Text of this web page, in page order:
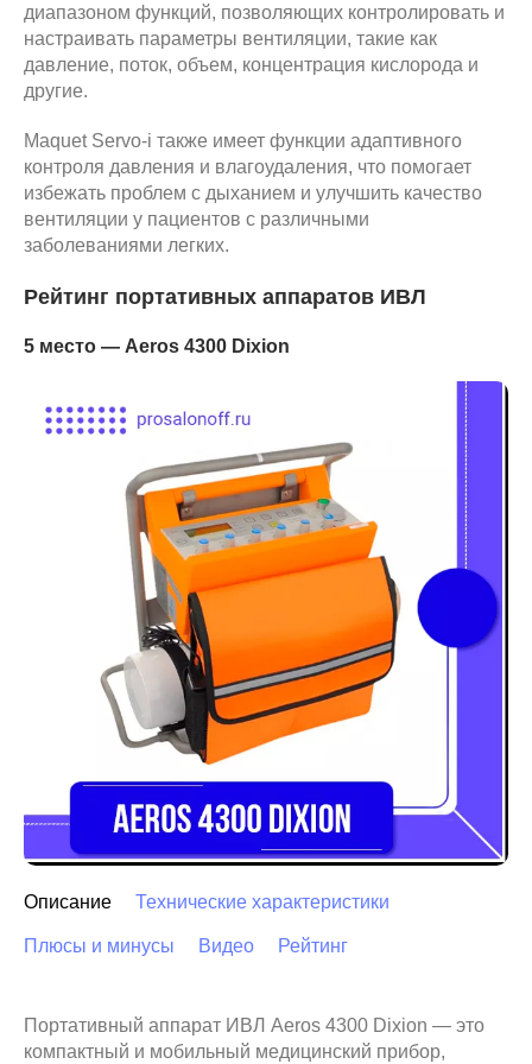
диапазоном функций, позволяющих контролировать и
настраивать параметры вентиляции, такие как
давление, поток, объем, концентрация кислорода и
другие.
Maquet Servo-i также имеет функции адаптивного
контроля давления и влагоудаления, что помогает
избежать проблем с дыханием и улучшить качество
вентиляции у пациентов с различными
заболеваниями легких.
Рейтинг портативных аппаратов ИВЛ
5 место — Aeros 4300 Dixion
Описание Технические характеристики
Плюсы и минусы Видео Рейтинг
Портативный аппарат ИВЛ Aeros 4300 Dixion — это
компактный и мобильный медицинский прибор,